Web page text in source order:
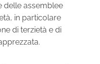
delle assemblee
in particolare
di terzietà e di